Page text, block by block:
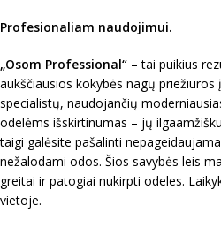
Profesionaliam naudojimui.
„Osom Professional“ – tai puikius
aukščiausios kokybės nagų
specialistų, naudojančių
odelėms išskirtinumas – jų
taigi galėsite pašalinti
nežalodami odos. Šios savybės leis
greitai ir patogiai nukirpti odeles.
vietoje.